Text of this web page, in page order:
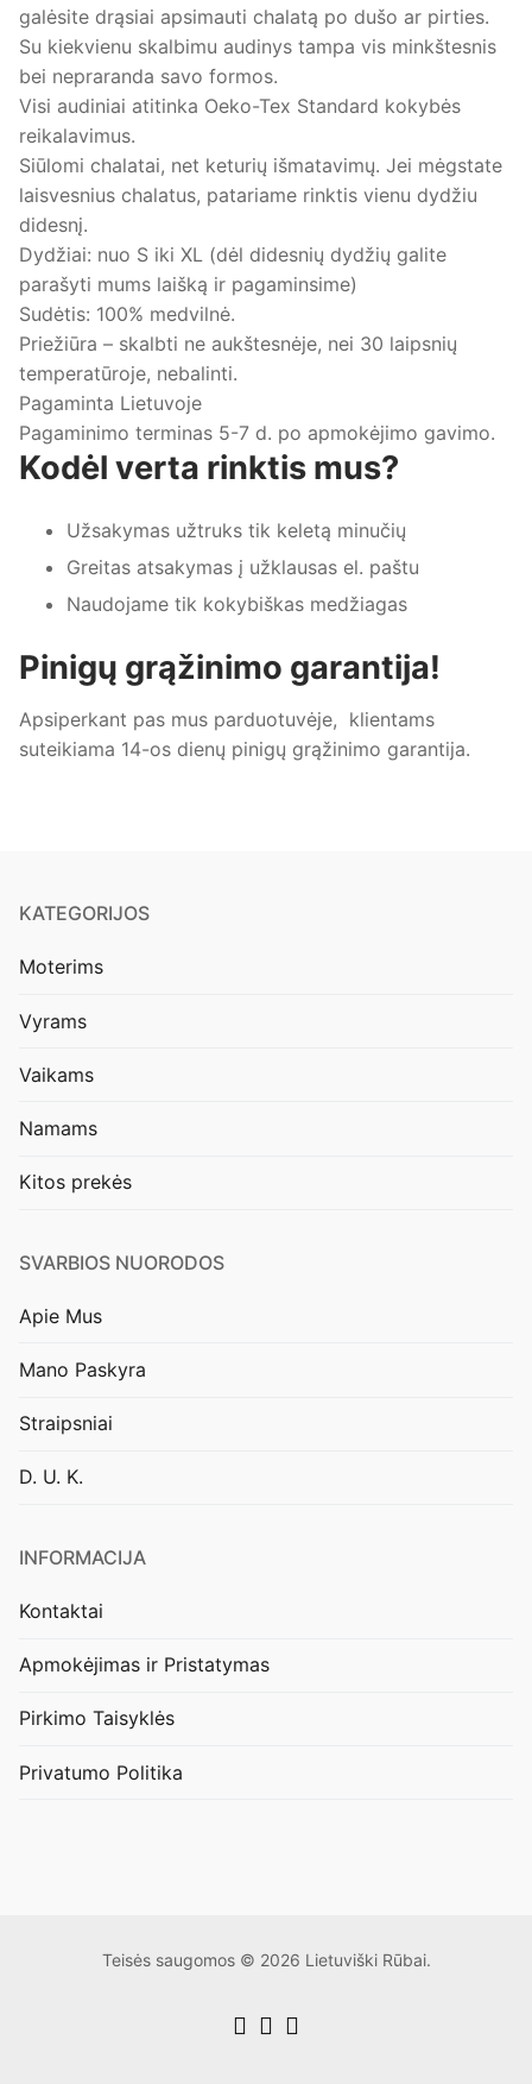
galėsite drąsiai apsimauti chalatą po dušo ar pirties.
Su kiekvienu skalbimu audinys tampa vis minkštesnis
bei nepraranda savo formos.
Visi audiniai atitinka Oeko-Tex Standard kokybės
reikalavimus.
Siūlomi chalatai, net keturių išmatavimų. Jei mėgstate
laisvesnius chalatus, patariame rinktis vienu dydžiu
didesnį.
Dydžiai: nuo S iki XL (dėl didesnių dydžių galite
parašyti mums laišką ir pagaminsime)
Sudėtis: 100% medvilnė.
Priežiūra – skalbti ne aukštesnėje, nei 30 laipsnių
temperatūroje, nebalinti.
Pagaminta Lietuvoje
Pagaminimo terminas 5-7 d. po apmokėjimo gavimo.
Kodėl verta rinktis mus?
Užsakymas užtruks tik keletą minučių
Greitas atsakymas į užklausas el. paštu
Naudojame tik kokybiškas medžiagas
Pinigų grąžinimo garantija!
Apsiperkant pas mus parduotuvėje, klientams
suteikiama 14-os dienų pinigų grąžinimo garantija.
KATEGORIJOS
Moterims
Vyrams
Vaikams
Namams
Kitos prekės
SVARBIOS NUORODOS
Apie Mus
Mano Paskyra
Straipsniai
D. U. K.
INFORMACIJA
Kontaktai
Apmokėjimas ir Pristatymas
Pirkimo Taisyklės
Privatumo Politika
Teisės saugomos © 2026 Lietuviški Rūbai.